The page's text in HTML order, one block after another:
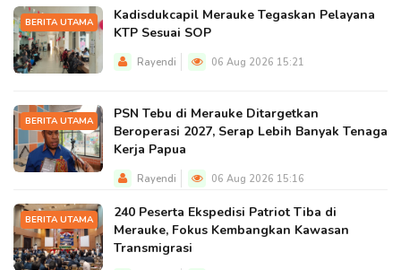
BERITA UTAMA
Kadisdukcapil Merauke Tegaskan Pelayana
KTP Sesuai SOP
Rayendi 06 Aug 2026 15:21
BERITA UTAMA
PSN Tebu di Merauke Ditargetkan
Beroperasi 2027, Serap Lebih Banyak Tenaga
Kerja Papua
Rayendi 06 Aug 2026 15:16
BERITA UTAMA
240 Peserta Ekspedisi Patriot Tiba di
Merauke, Fokus Kembangkan Kawasan
Transmigrasi